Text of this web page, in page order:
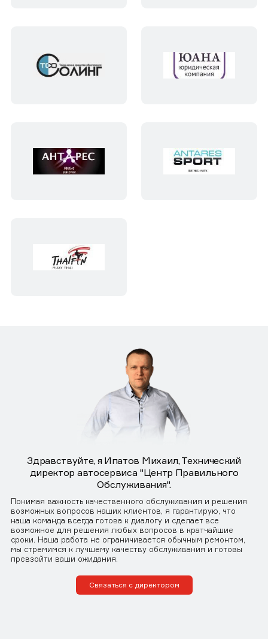
Здравствуйте, я Ипатов Михаил, Технический
директор автосервиса "Центр Правильного
Обслуживания".
Понимая важность качественного обслуживания и решения
возможных вопросов наших клиентов, я гарантирую, что
наша команда всегда готова к диалогу и сделает все
возможное для решения любых вопросов в кратчайшие
сроки. Наша работа не ограничивается обычным ремонтом,
мы стремимся к лучшему качеству обслуживания и готовы
превзойти ваши ожидания.
Связаться с директором